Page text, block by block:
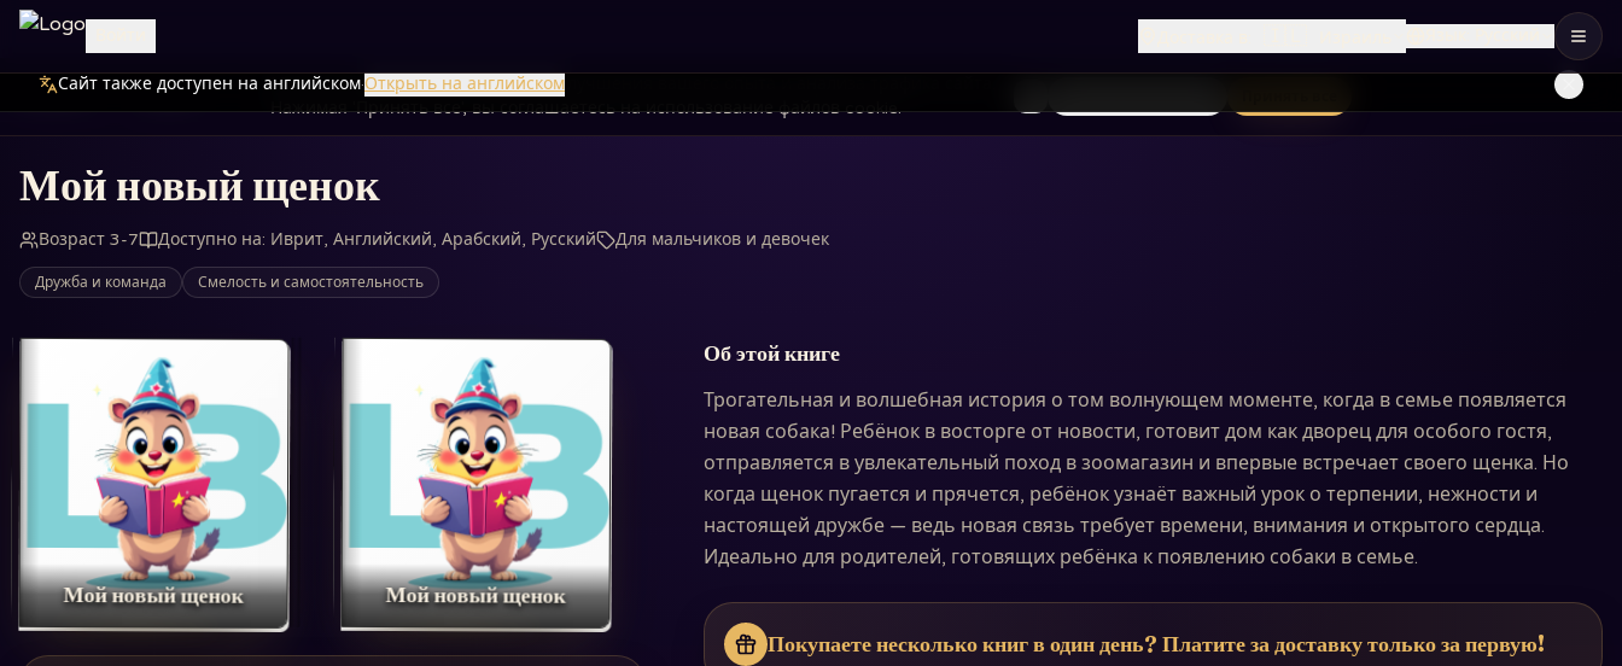
Сайт также доступен на английском·Открыть на английском
Мы используем файлы cookie для улучшения вашего опыта и анализа трафика сайта.
Нажимая 'Принять все', вы соглашаетесь на использование файлов cookie.
Главная Книги Мой новый щенок
Мой новый щенок
Возраст 3-7 Доступно на: Иврит, Английский, Арабский, Русский Для мальчиков и девочек
Дружба и команда Смелость и самостоятельность
Мой новый щенок Мой новый щенок
Об этой книге
Трогательная и волшебная история о том волнующем моменте, когда в семье появляется
новая собака! Ребёнок в восторге от новости, готовит дом как дворец для особого гостя,
отправляется в увлекательный поход в зоомагазин и впервые встречает своего щенка. Но
когда щенок пугается и прячется, ребёнок узнаёт важный урок о терпении, нежности и
настоящей дружбе — ведь новая связь требует времени, внимания и открытого сердца.
Идеально для родителей, готовящих ребёнка к появлению собаки в семье.
Покупаете несколько книг в один день? Платите за доставку только за первую!